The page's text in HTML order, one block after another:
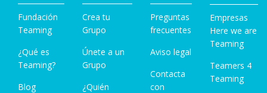
Fundación
Teaming
¿Qué es
Teaming?
Blog
Crea tu
Grupo
Únete a un
Grupo
¿Quién
Preguntas
frecuentes
Aviso legal
Contacta
con
Empresas
Here we are
Teaming
Teamers 4
Teaming